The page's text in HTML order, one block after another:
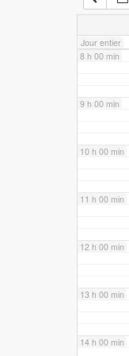
Jour entier
7 h 00 min
8 h 00 min
9 h 00 min
10 h 00 min
11 h 00 min
12 h 00 min
13 h 00 min
14 h 00 min